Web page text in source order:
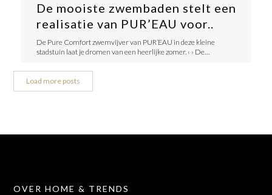
De mooiste zwembaden stelt een
realisatie van PUR’EAU voor..
De Pure Comfort zwemvijver van PUR’EAU in deze kleine
stadstuin laat je dromen van een heerlijke zomer. ‹ › De…
Load more posts
OVER HOME & TRENDS